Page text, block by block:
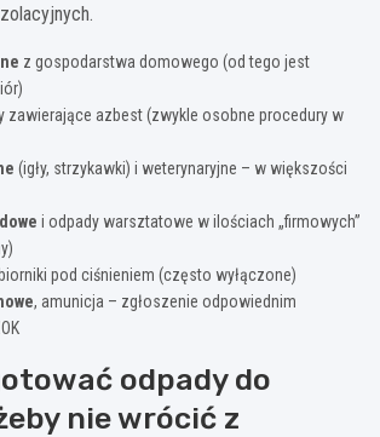
z gospodarstwa domowego (od tego jest
zawierające azbest (zwykle osobne procedury w
(igły, strzykawki) i weterynaryjne – w większości
i odpady warsztatowe w ilościach „firmowych”
pod ciśnieniem (często wyłączone)
, amunicja – zgłoszenie odpowiednim
odpady do
nie wrócić z